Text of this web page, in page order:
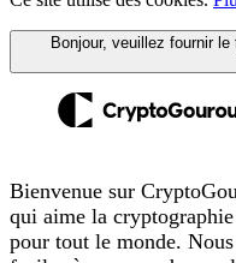
Bonjour, veuillez fournir
Bienvenue sur
qui aime la
pour tout le monde.